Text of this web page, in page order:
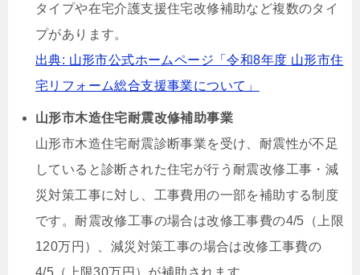
タイプや在宅介護支援住宅改修補助など複数のタイ
プがあります。
出典: 山形市公式ホームページ「令和8年度 山形市住
宅リフォーム総合支援事業について」
山形市木造住宅耐震改修補助事業
山形市木造住宅耐震診断事業を受け、耐震性が不足
していると診断された住宅が行う耐震改修工事・減
災対策工事に対し、工事費用の一部を補助する制度
です。耐震改修工事の場合は改修工事費の4/5（上限
120万円）、減災対策工事の場合は改修工事費の
4/5（上限30万円）が補助されます。